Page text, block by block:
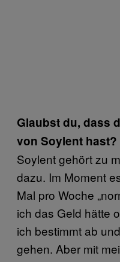
Glaubst du, dass
von Soylent hast?
Soylent gehört zu
dazu. Im Moment
Mal pro Woche
ich das Geld hätte
ich bestimmt ab
gehen. Aber mit